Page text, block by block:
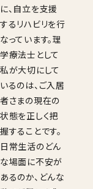
に、自立を支援
するリハビリを行
なっています。理
学療法士として
私が大切にして
いるのは、ご入居
者さまの現在の
状態を正しく把
握することです。
日常生活のどん
な場面に不安が
あるのか、どんな